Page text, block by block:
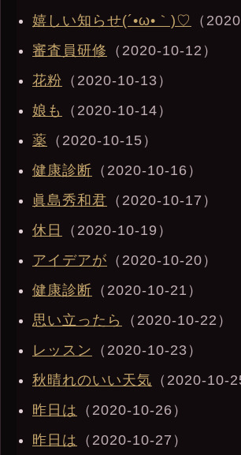
嬉しい知らせ(´•ω•｀)♡
（
審査員研修 （2020-10-12）
花粉 （2020-10-13）
娘も
（2020-10-14）
薬 （2020-10-15）
健康診断 （2020-10-16）
眞島秀和君 （2020-10-17）
休日
（2020-10-19）
アイデアが （2020-10-20）
健康診断 （2020-10-21）
思い立ったら
（2020-10-22）
レッスン （2020-10-23）
秋晴れのいい天気 （2020-10-
昨日は （2020-10-26）
昨日は （2020-10-27）